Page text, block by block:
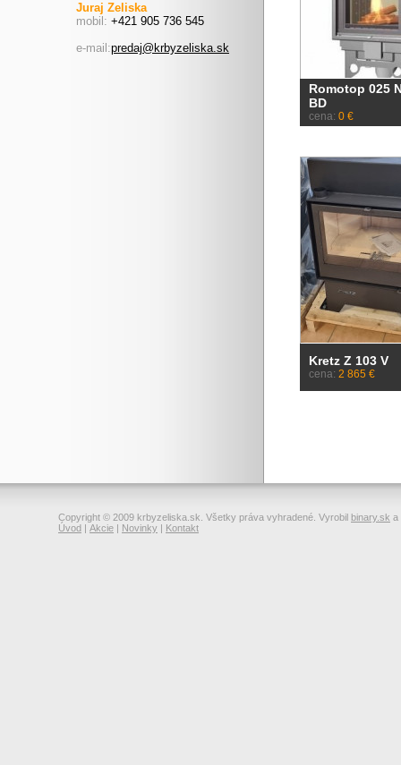
Juraj Zeliska
mobil: +421 905 736 545
e-mail:predaj@krbyzeliska.sk
Romotop 025
BD
cena: 0 €
Kretz Z 103 V
cena: 2 865 €
Copyright © 2009 krbyzeliska.sk. Všetky práva vyhradené. Vyrobil binary.sk a
Úvod | Akcie | Novinky | Kontakt